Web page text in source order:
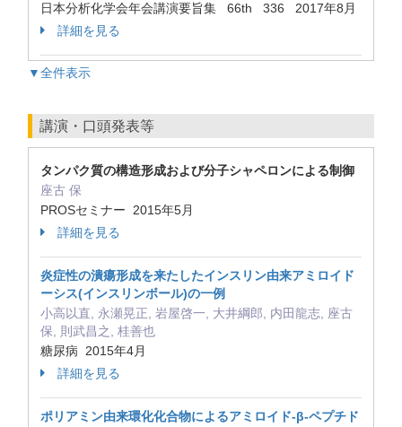
日本分析化学会年会講演要旨集 66th 336 2017年8月
詳細を見る
▼全件表示
講演・口頭発表等
タンパク質の構造形成および分子シャペロンによる制御
座古 保
PROSセミナー 2015年5月
詳細を見る
炎症性の潰瘍形成を来たしたインスリン由来アミロイド
ーシス(インスリンボール)の一例
小高以直, 永瀬晃正, 岩屋啓一, 大井綱郎, 内田龍志, 座古
保, 則武昌之, 桂善也
糖尿病 2015年4月
詳細を見る
ポリアミン由来環化化合物によるアミロイド‐β‐ペプチド